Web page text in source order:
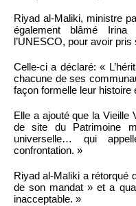
Riyad al-Maliki, ministre
également blâmé Irina
l’UNESCO, pour avoir
Celle-ci a déclaré: «
chacune de ses
façon formelle leur histoire
Elle a ajouté que la Vieille
de site du Patrimoine
universelle… qui
confrontation. »
Riyad al-Maliki a rétorqué
de son mandat » et a
inacceptable. »